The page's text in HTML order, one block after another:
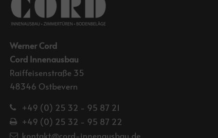
Werner Cord
Cord Innenausbau
Raiffeisenstraße 35
48346 Ostbevern
+49 (0) 25 32 - 95 87 21
+49 (0) 25 32 - 95 87 22